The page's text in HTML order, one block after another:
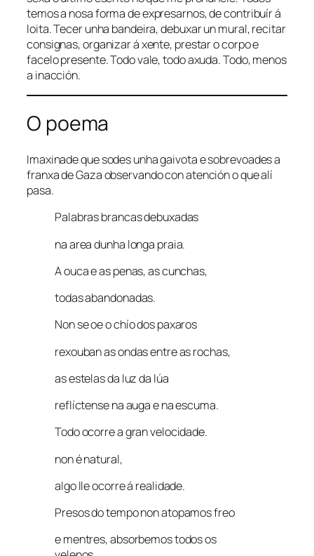
temos a nosa forma de expresarnos, de contribuír á
loita. Tecer unha bandeira, debuxar un mural, recitar
consignas, organizar á xente, prestar o corpo e
facelo presente. Todo vale, todo axuda. Todo, menos
a inacción.
O poema
Imaxinade que sodes unha gaivota e sobrevoades a
franxa de Gaza observando con atención o que alí
pasa.
Palabras brancas debuxadas
na area dunha longa praia.
A ouca e as penas, as cunchas,
todas abandonadas.
Non se oe o chío dos paxaros
rexouban as ondas entre as rochas,
as estelas da luz da lúa
reflíctense na auga e na escuma.
Todo ocorre a gran velocidade.
non é natural,
algo lle ocorre á realidade.
Presos do tempo non atopamos freo
e mentres, absorbemos todos os